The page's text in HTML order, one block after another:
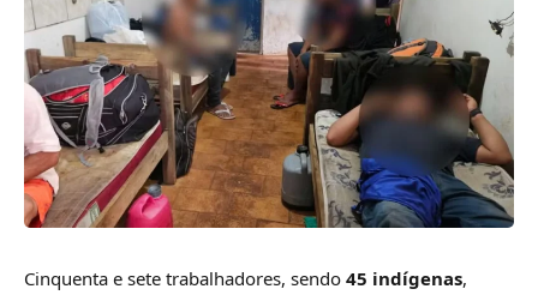
Cinquenta e sete trabalhadores, sendo 45 indígenas,